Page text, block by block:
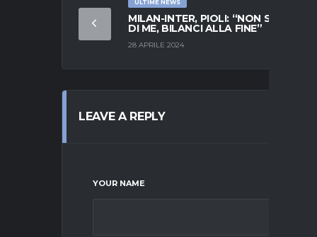
ULTIME NEWS
MILAN-INTER, PIOLI: “NON SI PARLA
DI ME, BILANCI ALLA FINE”
28 APRILE 2024
LEAVE A REPLY
YOUR NAME